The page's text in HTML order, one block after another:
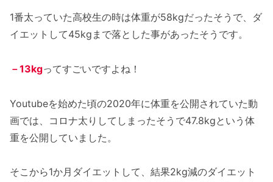
1番太っていた高校生の時は体重が58kgだったそうで、ダ
イエットして45kgまで落とした事があったそうです。
－13kgってすごいですよね！
Youtubeを始めた頃の2020年に体重を公開されていた動
画では、コロナ太りしてしまったそうで47.8kgという体
重を公開していました。
そこから1か月ダイエットして、結果2kg減のダイエット